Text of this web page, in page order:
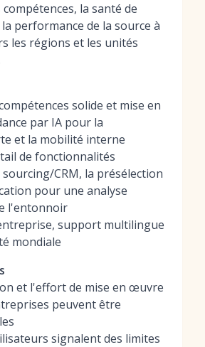
la santé de
performance de la source à
les régions et les unités
solide et mise en
par IA pour la
et la mobilité interne
de fonctionnalités
CRM, la présélection
pour une analyse
l'entonnoir
support multilingue
mondiale
et l'effort de mise en œuvre
peuvent être
signalent des limites